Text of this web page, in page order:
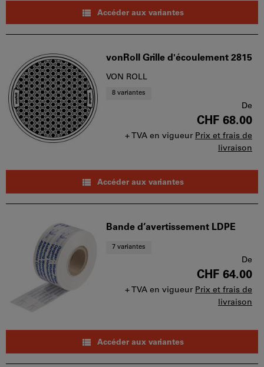
Accéder aux variantes
vonRoll Grille d'écoulement 2815
VON ROLL
8 variantes
De
CHF 68.00
+ TVA en vigueur Prix et frais de
livraison
Accéder aux variantes
Bande d’avertissement LDPE
7 variantes
De
CHF 64.00
+ TVA en vigueur Prix et frais de
livraison
Accéder aux variantes